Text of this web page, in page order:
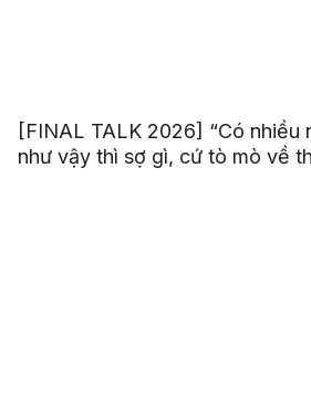
[FINAL TALK 2026] “Có nhiều
như vậy thì sợ gì, cứ tò mò về